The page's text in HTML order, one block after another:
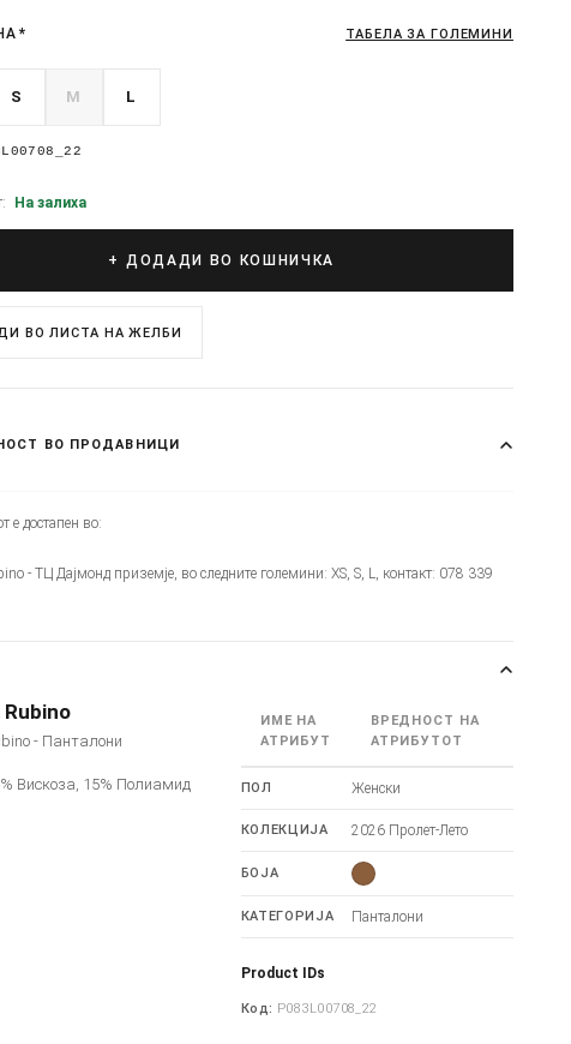
* ТАБЕЛА ЗА ГОЛЕМИНИ
S M L
На залиха
+ ДОДАДИ ВО КОШНИЧКА
ВО ЛИСТА НА ЖЕЛБИ
ВО ПРОДАВНИЦИ
е достапен во:
- ТЦ Дајмонд приземје, во следните големини: XS, S, L, контакт: 078 339
- Панталони
Вискоза, 15% Полиамид
ИМЕ НА
АТРИБУТ
ВРЕДНОСТ НА
АТРИБУТОТ
ПОЛ Женски
КОЛЕКЦИЈА 2026 Пролет-Лето
БОЈА
КАТЕГОРИЈА Панталони
Product IDs
Код: P083L00708_22